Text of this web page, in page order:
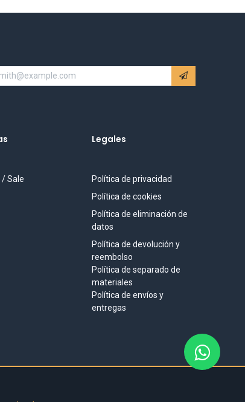
Sale
Legales
Política de privacidad
Política de cookies
Política de eliminación de
datos
Política de devolución y
reembolso
Política de separado de
materiales
Política de envíos y
entregas